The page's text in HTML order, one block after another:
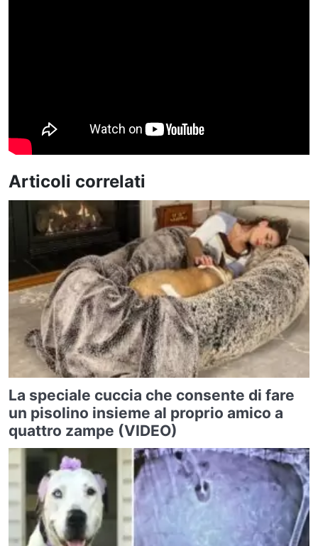
Articoli correlati
La speciale cuccia che consente di fare
un pisolino insieme al proprio amico a
quattro zampe (VIDEO)